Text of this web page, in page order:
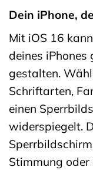
Dein iPhone,
Mit iOS 16
deines iPhones
gestalten.
Schriftarten,
einen
widerspiegelt.
Stimmung